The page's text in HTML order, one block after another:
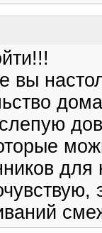
вы
для